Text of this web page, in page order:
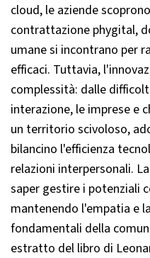
cloud, le aziende
contrattazione phygital,
umane si incontrano per
efficaci. Tuttavia,
complessità: dalle
interazione, le imprese e
un territorio scivoloso,
bilancino l'efficienza
relazioni interpersonali.
saper gestire i potenziali
mantenendo l'empatia e
fondamentali della
estratto del libro di